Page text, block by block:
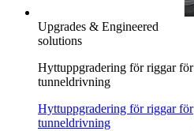
Upgrades & Engineered
solutions
Hyttuppgradering för riggar för
tunneldrivning
Hyttuppgradering för riggar för
tunneldrivning